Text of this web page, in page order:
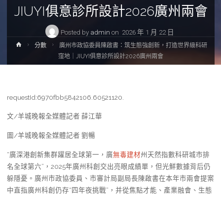
JIUYI俱意診所設計2026廣州兩會
Posted by admin on 2026 年 1 月 22 日
Home分數
廣州市政協委員陳啟書：筑生態強創新，打造世界級科研
窪地｜JIUYI俱意診所設計2026廣州兩會
requestId:6970fbb5842106.60521120.
文/羊城晚報全媒體記者 薛江華
圖/羊城晚報全媒體記者 劉暢
“廣深港創新集群躍居全球第一，廣無毒建材州天然指數科研城市排
名全球第六”，2025年廣州科創交出亮眼成績單，但光鮮數據背后仍
躲隱憂。廣州市政協委員、市審計局副局長陳啟書在本年市兩會提案
中直指廣州科創仍存“四年夜挑戰”，并從焦點才能、產業融會、生態